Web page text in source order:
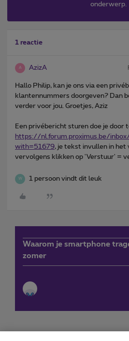
onderwerp.
1 reactie
A AzizA
Hallo Philip, kan je ons via een
klantennummers doorgeven? Dan
verder voor jou. Groetjes, Aziz
Een privébericht sturen doe je door
https://nl.forum.proximus.be/
with=51679, je tekst invullen in
vervolgens klikken op 'Verstuur' =
W 1 persoon vindt dit leuk
Waarom je smartphone
zomer